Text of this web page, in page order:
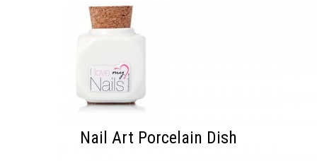
Nail Art Porcelain Dish